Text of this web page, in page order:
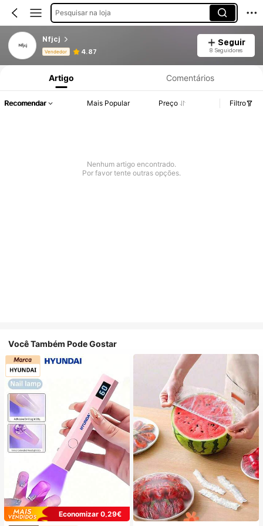
Pesquisar na loja
Nfjcj
Vendedor 4.87
Seguir
8 Seguidores
Informações do Produto: Divulgação de Preço, Vendas e Detalhes de Stock.
Artigo Comentários
Recomendar Mais Popular Preço Filtro
Nenhum artigo encontrado.
Por favor tente outras opções.
Você Também Pode Gostar
Economizar 0,29€